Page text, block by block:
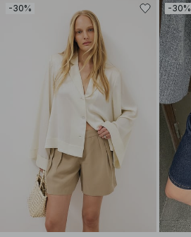
-30% -30%